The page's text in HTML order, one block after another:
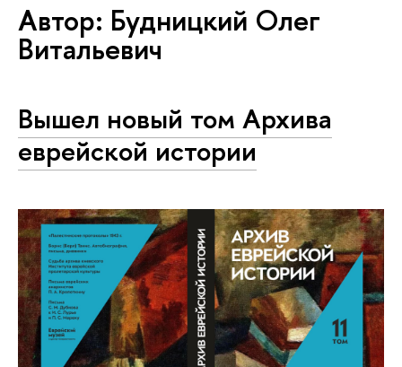
Автор: Будницкий Олег
Витальевич
Вышел новый том Архива
еврейской истории